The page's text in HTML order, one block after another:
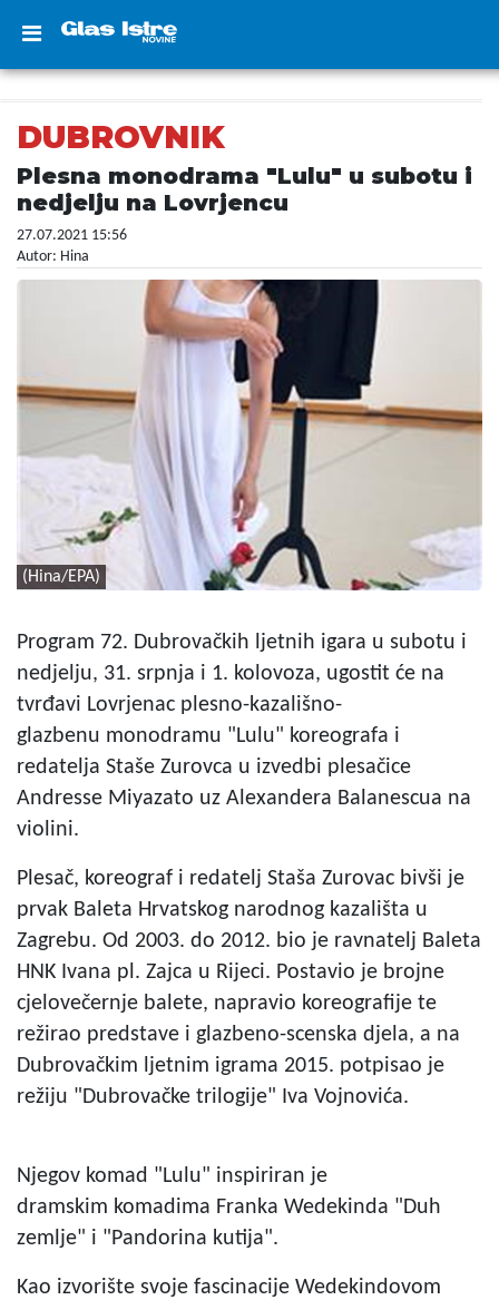
DUBROVNIK
Plesna monodrama "Lulu" u subotu i
nedjelju na Lovrjencu
27.07.2021 15:56
Autor: Hina
(Hina/EPA)
Program 72. Dubrovačkih ljetnih igara u subotu i
nedjelju, 31. srpnja i 1. kolovoza, ugostit će na
tvrđavi Lovrjenac plesno-kazališno-
glazbenu monodramu "Lulu" koreografa i
redatelja Staše Zurovca u izvedbi plesačice
Andresse Miyazato uz Alexandera Balanescua na
violini.
Plesač, koreograf i redatelj Staša Zurovac bivši je
prvak Baleta Hrvatskog narodnog kazališta u
Zagrebu. Od 2003. do 2012. bio je ravnatelj Baleta
HNK Ivana pl. Zajca u Rijeci. Postavio je brojne
cjelovečernje balete, napravio koreografije te
režirao predstave i glazbeno-scenska djela, a na
Dubrovačkim ljetnim igrama 2015. potpisao je
režiju "Dubrovačke trilogije" Iva Vojnovića.
Njegov komad "Lulu" inspiriran je
dramskim komadima Franka Wedekinda "Duh
zemlje" i "Pandorina kutija".
Kao izvorište svoje fascinacije Wedekindovom